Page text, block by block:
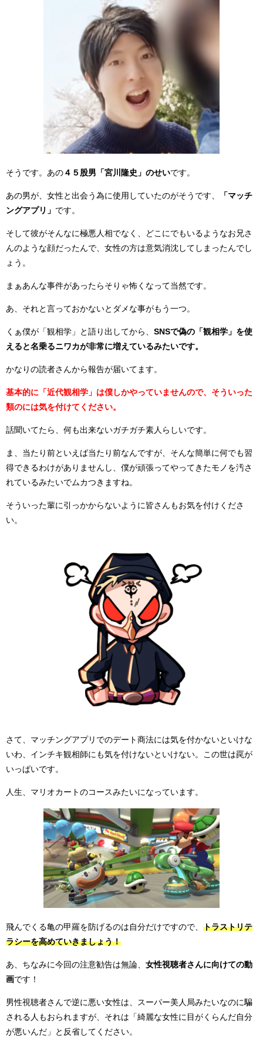
そうです。あの ４５股男「宮川隆史」のせいです。
あの男が、女性と出会う為に使用していたのがそうです、
「マッチ
ングアプリ」 です。
そして彼がそんなに極悪人相でなく、どこにでもいるようなお兄さ
んのような顔だったんで、女性の方は意気消沈してしまったんでし
ょう。
まぁあんな事件があったらそりゃ怖くなって当然です。
あ、それと言っておかないとダメな事がもう一つ。
くぁ僕が「観相学」と語り出してから、 SNSで偽の「観相学」を使
えると名乗るニワカが非常に増えているみたいです。
かなりの読者さんから報告が届いてます。
基本的に「近代観相学」は僕しかやっていませんので、そういった
類のには気を付けてください。
話聞いてたら、何も出来ないガチガチ素人らしいです。
ま、当たり前といえば当たり前なんですが、そんな簡単に何でも習
得できるわけがありませんし、僕が頑張ってやってきたモノを汚さ
れているみたいでムカつきますね。
そういった輩に引っかからないように皆さんもお気を付けくださ
い。
さて、マッチングアプリでのデート商法には気を付かないといけな
いわ、インチキ観相師にも気を付けないといけない。この世は罠が
いっぱいです。
人生、マリオカートのコースみたいになっています。
飛んでくる亀の甲羅を防げるのは自分だけですので、 トラストリテ
ラシーを高めていきましょう！
あ、ちなみに今回の注意勧告は無論、 女性視聴者さんに向けての動
画です！
男性視聴者さんで逆に悪い女性は、スーパー美人局みたいなのに騙
される人もおられますが、それは「綺麗な女性に目がくらんだ自分
が悪いんだ」と反省してください。